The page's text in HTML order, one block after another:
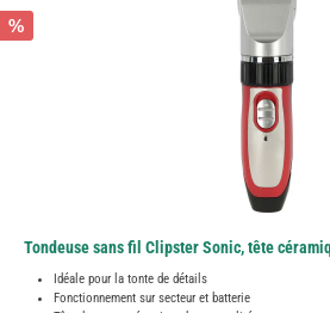
%
Tondeuse sans fil Clipster Sonic, tête
Idéale pour la tonte de détails
Fonctionnement sur secteur et batterie